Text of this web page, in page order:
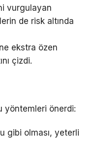
vurgulayan
de risk altında
ekstra özen
çizdi.
yöntemleri önerdi:
gibi olması, yeterli